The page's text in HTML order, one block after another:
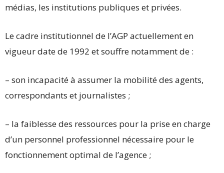
médias, les institutions publiques et privées.
Le cadre institutionnel de l’AGP actuellement en
vigueur date de 1992 et souffre notamment de :
– son incapacité à assumer la mobilité des agents,
correspondants et journalistes ;
– la faiblesse des ressources pour la prise en charge
d’un personnel professionnel nécessaire pour le
fonctionnement optimal de l’agence ;